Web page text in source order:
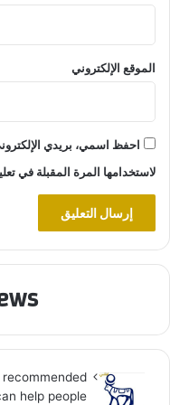
الموقع الإلكتروني
احفظ اسمي، بريدي
لاستخدامها المرة المقبلة في
help people